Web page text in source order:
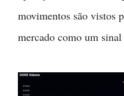
movimentos são vistos
mercado como um